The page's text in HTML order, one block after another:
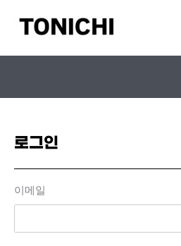
로
뛰
로그인
이메일